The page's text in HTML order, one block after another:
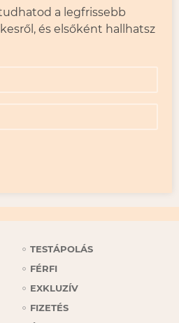
a legfrissebb
és elsőként hallhatsz
TESTÁPOLÁS
FÉRFI
EXKLUZÍV
FIZETÉS